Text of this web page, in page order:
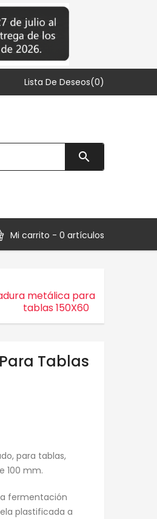
Lista De Deseos(0)

Mi carrito - 0 artículos
metálica para
tablas 150X60
Tablas
para tablas,
100 mm.
fermentación
plastificada a